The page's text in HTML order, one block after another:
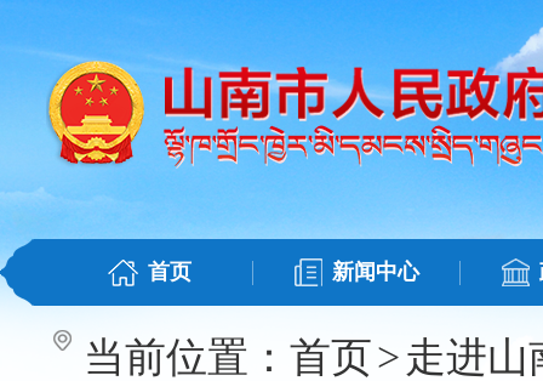
首页 新闻中心
当前位置： 首页>走进山